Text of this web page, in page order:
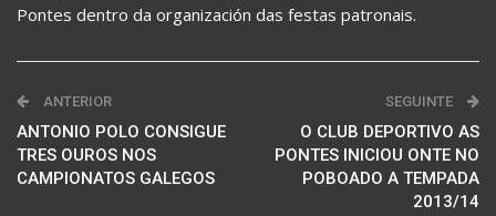
Pontes dentro da organización das festas patronais.
ANTERIOR
ANTONIO POLO CONSIGUE
TRES OUROS NOS
CAMPIONATOS GALEGOS
SEGUINTE
O CLUB DEPORTIVO AS
PONTES INICIOU ONTE NO
POBOADO A TEMPADA
2013/14